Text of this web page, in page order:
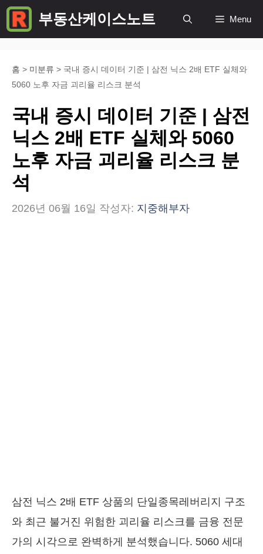
컨
텐
부동산케이스노트 Menu
홈 > 미분류 > 국내 증시 데이터 기준 | 삼전 닉스 2배 ETF 실체와
5060 노후 자금 괴리율 리스크 분석
국내 증시 데이터 기준 | 삼전
닉스 2배 ETF 실체와 5060
노후 자금 괴리율 리스크 분
석
2026년 06월 16일 작성자: 지중해부자
삼전 닉스 2배 ETF 상품의 단일종목레버리지 구조
와 최근 불거진 위험한 괴리율 리스크를 금융 전문
가의 시각으로 완벽하게 분석했습니다. 5060 세대